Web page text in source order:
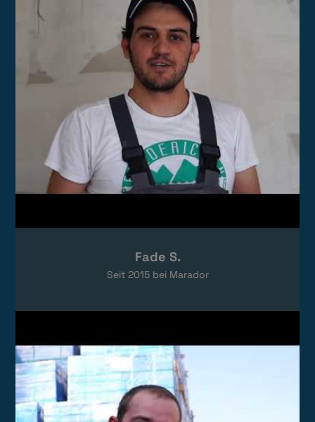
Das Video wird von YouTube eingebettet.
Datenschutzerklärungen
Das Video wird von YouTube eingebettet.
Es gelten die
Datenschutzerklärungen
Fade S.
Seit 2015bei Marador